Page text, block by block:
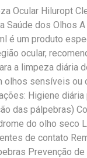
Ocular Hiluropt
Saúde dos Olhos
é um produto
ocular,
a limpeza diária
olhos sensíveis ou
Higiene diária
das pálpebras)
do olho seco
de contato
Prevenção